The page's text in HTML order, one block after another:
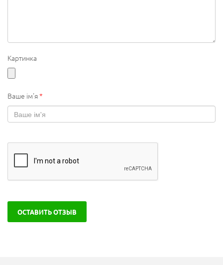
Картинка
Ваше ім'я*
ОСТАВИТЬ ОТЗЫВ